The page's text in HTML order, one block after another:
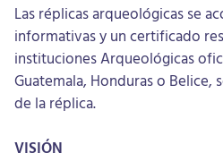
Las réplicas arqueológicas se
informativas y un certificado
instituciones Arqueológicas
Guatemala, Honduras o Belice,
de la réplica.
VISIÓN